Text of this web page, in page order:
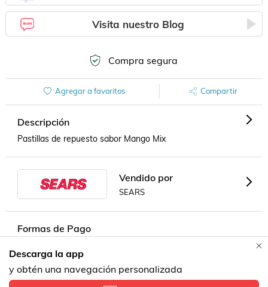
Visita nuestro Blog
Compra segura
Agregar a favoritos Compartir
Descripción
Pastillas de repuesto sabor Mango Mix
Vendido por
SEARS
Formas de Pago
Descarga la app
y obtén una navegación personalizada